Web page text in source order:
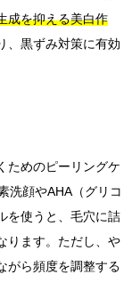
成を抑える美白作
、黒ずみ対策に有効
ためのピーリングケ
洗顔やAHA（グリコ
を使うと、毛穴に詰
ります。ただし、や
がら頻度を調整する